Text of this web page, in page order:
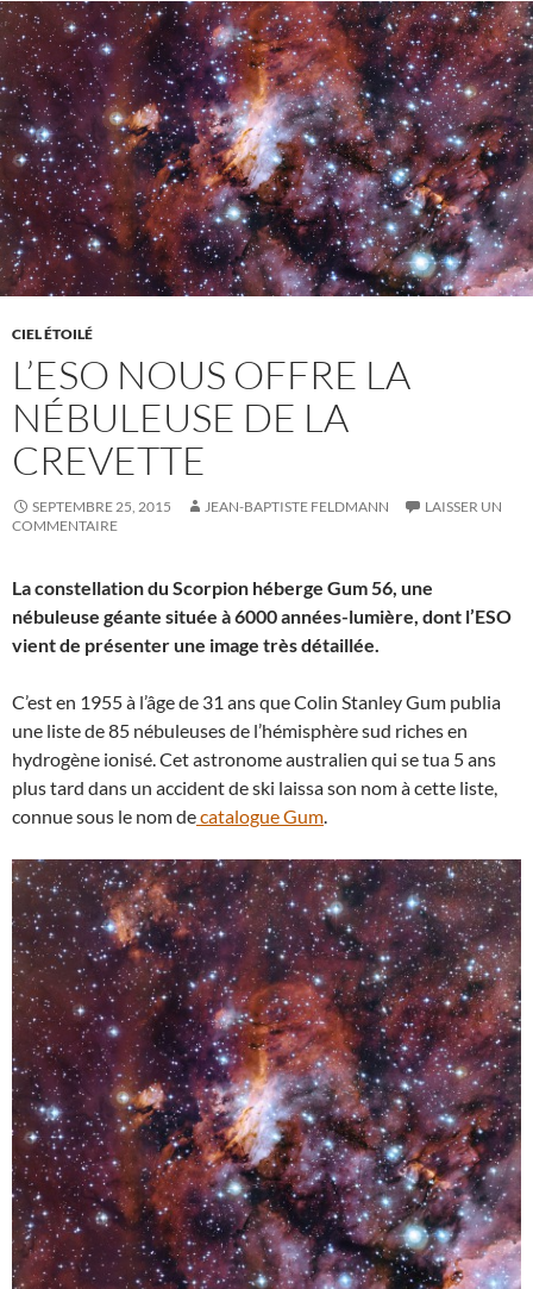
CIEL ÉTOILÉ
L’ESO NOUS OFFRE LA
NÉBULEUSE DE LA
CREVETTE
SEPTEMBRE 25, 2015 JEAN-BAPTISTE FELDMANN
LAISSER UN
COMMENTAIRE
La constellation du Scorpion héberge Gum 56, une
nébuleuse géante située à 6000 années-lumière, dont l’ESO
vient de présenter une image très détaillée.
C’est en 1955 à l’âge de 31 ans que Colin Stanley Gum publia
une liste de 85 nébuleuses de l’hémisphère sud riches en
hydrogène ionisé. Cet astronome australien qui se tua 5 ans
plus tard dans un accident de ski laissa son nom à cette liste,
connue sous le nom decatalogue Gum